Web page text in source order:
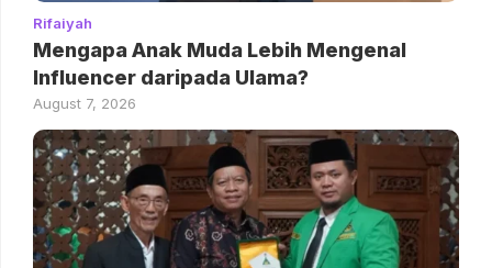
Rifaiyah
Mengapa Anak Muda Lebih Mengenal
Influencer daripada Ulama?
August 7, 2026